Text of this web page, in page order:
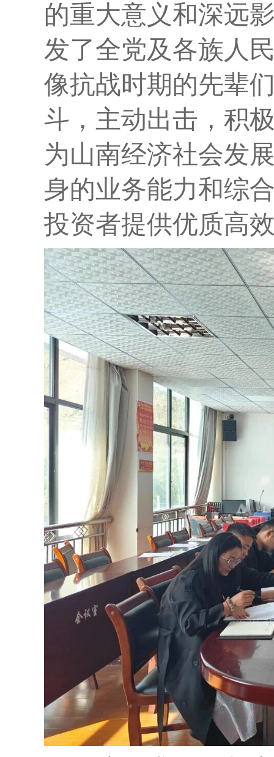
的重大意义和深远
发了全党及各族人
像抗战时期的先辈
斗，主动出击，积
为山南经济社会发
身的业务能力和综
投资者提供优质高